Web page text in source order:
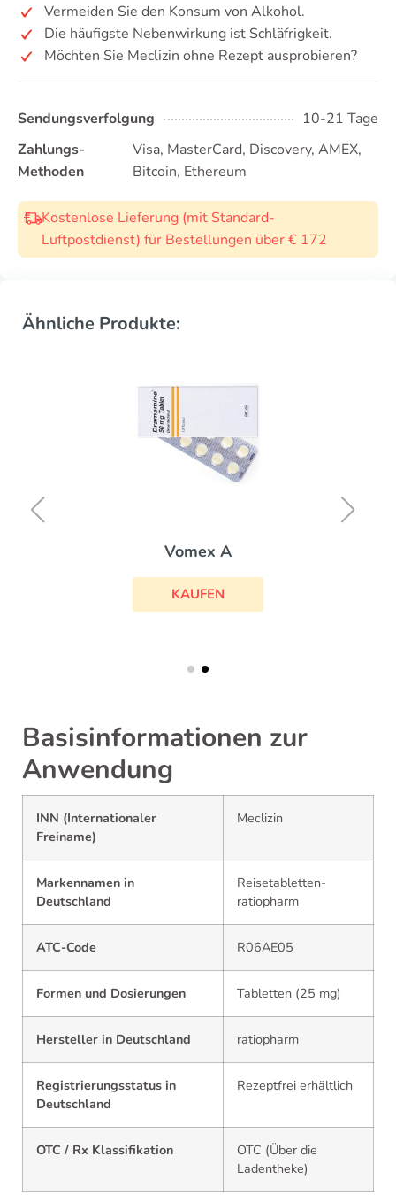
Vermeiden Sie den Konsum von Alkohol.
Die häufigste Nebenwirkung ist Schläfrigkeit.
Möchten Sie Meclizin ohne Rezept ausprobieren?
Sendungsverfolgung
10-21 Tage
Zahlungs-
Methoden
Visa, MasterCard, Discovery, AMEX,
Bitcoin, Ethereum
Kostenlose Lieferung (mit Standard-
Luftpostdienst) für Bestellungen über € 172
Ähnliche Produkte:
Vomex A
KAUFEN
Basisinformationen zur
Anwendung
INN (Internationaler
Freiname)
Meclizin
Markennamen in
Deutschland
Reisetabletten-
ratiopharm
ATC-Code R06AE05
Formen und Dosierungen Tabletten (25 mg)
Hersteller in Deutschland ratiopharm
Registrierungsstatus in
Deutschland
Rezeptfrei erhältlich
OTC / Rx Klassifikation
OTC (Über die
Ladentheke)